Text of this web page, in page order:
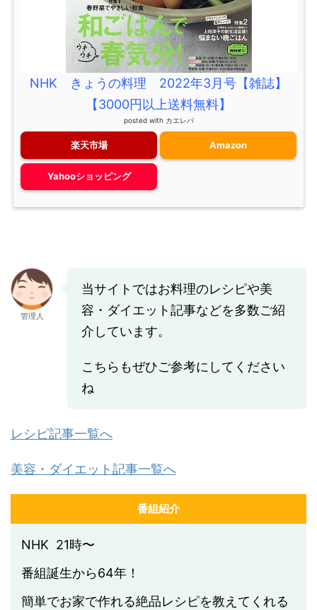
NHK きょうの料理 2022年3月号【雑誌】
【3000円以上送料無料】
posted with カエレバ
楽天市場 Amazon
Yahooショッピング
管理人
当サイトではお料理のレシピや美
容・ダイエット記事などを多数ご紹
介しています。
こちらもぜひご参考にしてください
ね
レシピ記事一覧へ
美容・ダイエット記事一覧へ
番組紹介
NHK 21時〜
番組誕生から64年！
簡単でお家で作れる絶品レシピを教えてくれる